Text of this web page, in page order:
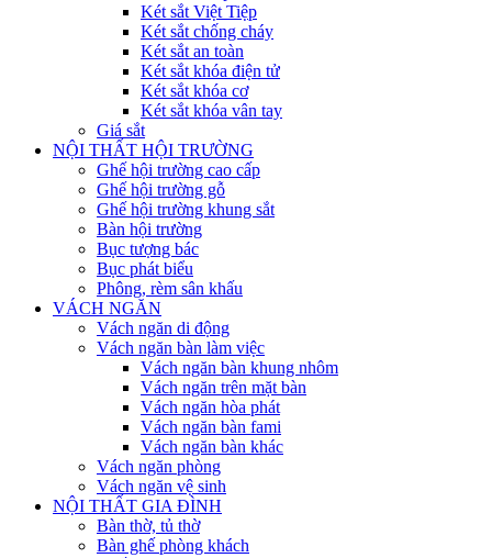
Két sắt Việt Tiệp
Két sắt chống cháy
Két sắt an toàn
Két sắt khóa điện tử
Két sắt khóa cơ
Két sắt khóa vân tay
Giá sắt
NỘI THẤT HỘI TRƯỜNG
Ghế hội trường cao cấp
Ghế hội trường gỗ
Ghế hội trường khung sắt
Bàn hội trường
Bục tượng bác
Bục phát biểu
Phông, rèm sân khấu
VÁCH NGĂN
Vách ngăn di động
Vách ngăn bàn làm việc
Vách ngăn bàn khung nhôm
Vách ngăn trên mặt bàn
Vách ngăn hòa phát
Vách ngăn bàn fami
Vách ngăn bàn khác
Vách ngăn phòng
Vách ngăn vệ sinh
NỘI THẤT GIA ĐÌNH
Bàn thờ, tủ thờ
Bàn ghế phòng khách